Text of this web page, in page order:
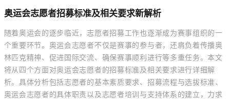
奥运会志愿者招募标准及相关要求新解析
随着奥运会的逐步临近，志愿者招募工作也逐渐成为赛事组织的一
个重要环节。奥运会志愿者不仅是赛事的参与者，还肩负着传播奥
林匹克精神、促进国际交流、确保赛事顺利进行等多重任务。本文
将从四个方面对奥运会志愿者的招募标准及相关要求进行详细解
析。具体分析包括志愿者的基本素质要求、招募流程与选拔标准、
奥运会志愿者的具体职责以及志愿者培训与支持体系的建立，力求